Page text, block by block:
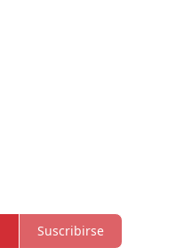
Suscribirse